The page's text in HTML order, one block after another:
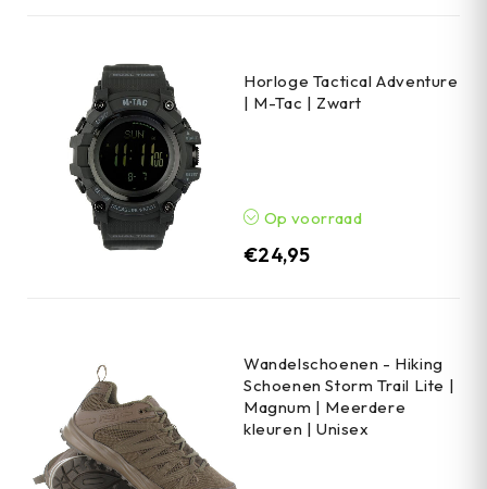
Horloge Tactical Adventure
| M-Tac | Zwart
Op voorraad
€24,95
Wandelschoenen - Hiking
Schoenen Storm Trail Lite |
Magnum | Meerdere
kleuren | Unisex